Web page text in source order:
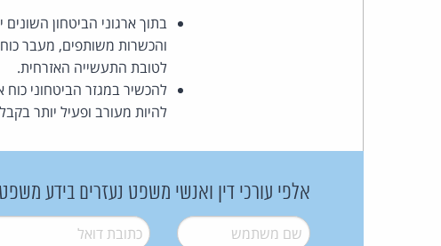
בתוך ארגוני הביטחון
והכשרות משותפים, מעבר כוח
לטובת התעשייה האזרחית.
להכשיר במגזר הביטחוני כוח
להיות מעורב ופעיל יותר
אלפי עורכי דין ואנשי משפט נעזרים בידע
שם משתמש* דואל*